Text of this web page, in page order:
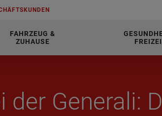
FAHRZEUG &
ZUHAUSE
der Ge­ne­ra­li: